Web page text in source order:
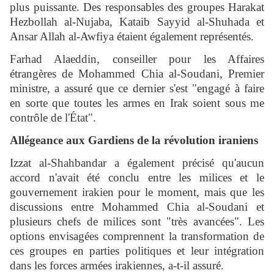
plus puissante. Des responsables des groupes Harakat
Hezbollah al-Nujaba, Kataib Sayyid al-Shuhada et
Ansar Allah al-Awfiya étaient également représentés.
Farhad Alaeddin, conseiller pour les Affaires
étrangères de Mohammed Chia al-Soudani, Premier
ministre, a assuré que ce dernier s'est "engagé à faire
en sorte que toutes les armes en Irak soient sous me
contrôle de l'État".
Allégeance aux Gardiens de la révolution iraniens
Izzat al-Shahbandar a également précisé qu'aucun
accord n'avait été conclu entre les milices et le
gouvernement irakien pour le moment, mais que les
discussions entre Mohammed Chia al-Soudani et
plusieurs chefs de milices sont "très avancées". Les
options envisagées comprennent la transformation de
ces groupes en parties politiques et leur intégration
dans les forces armées irakiennes, a-t-il assuré.